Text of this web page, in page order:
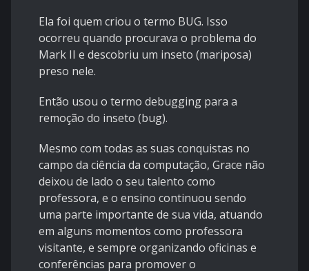
Ela foi quem criou o termo BUG. Isso
ocorreu quando procurava o problema do
Mark II e descobriu um inseto (mariposa)
preso nele.
Então usou o termo debugging para a
remoção do inseto (bug).
Mesmo com todas as suas conquistas no
campo da ciência da computação, Grace não
deixou de lado o seu talento como
professora, e o ensino continuou sendo
uma parte importante de sua vida, atuando
em alguns momentos como professora
visitante, e sempre organizando oficinas e
conferências para promover o